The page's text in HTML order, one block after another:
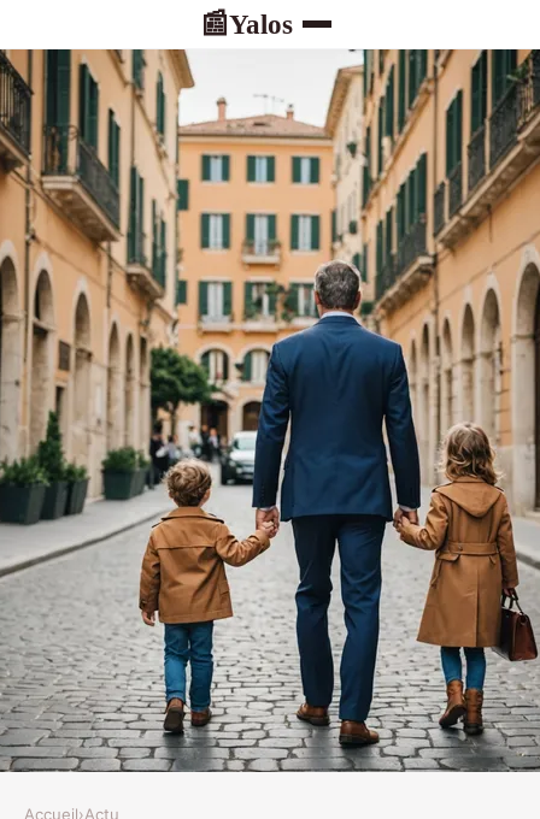
📰Yalos
Accueil›Actu